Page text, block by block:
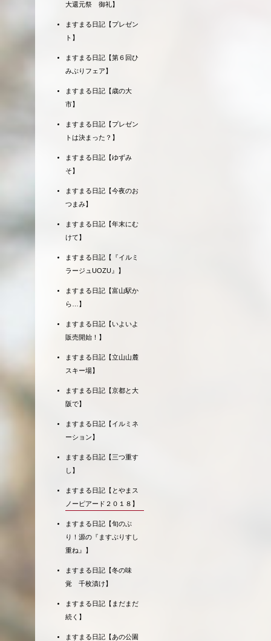
大還元祭 御礼】
ますまる日記【プレゼン
ト】
ますまる日記【第６回ひ
みぶりフェア】
ますまる日記【歳の大
市】
ますまる日記【プレゼン
トは決まった？】
ますまる日記【ゆずみ
そ】
ますまる日記【今夜のお
つまみ】
ますまる日記【年末にむ
けて】
ますまる日記【『イルミ
ラージュUOZU』】
ますまる日記【富山駅か
ら…】
ますまる日記【いよいよ
販売開始！】
ますまる日記【立山山麓
スキー場】
ますまる日記【京都と大
阪で】
ますまる日記【イルミネ
ーション】
ますまる日記【三つ重す
し】
ますまる日記【とやまス
ノーピアード２０１８】
ますまる日記【旬のぶ
り！源の『ますぶりすし
重ね』】
ますまる日記【冬の味
覚 千枚漬け】
ますまる日記【まだまだ
続く】
ますまる日記【あの公園